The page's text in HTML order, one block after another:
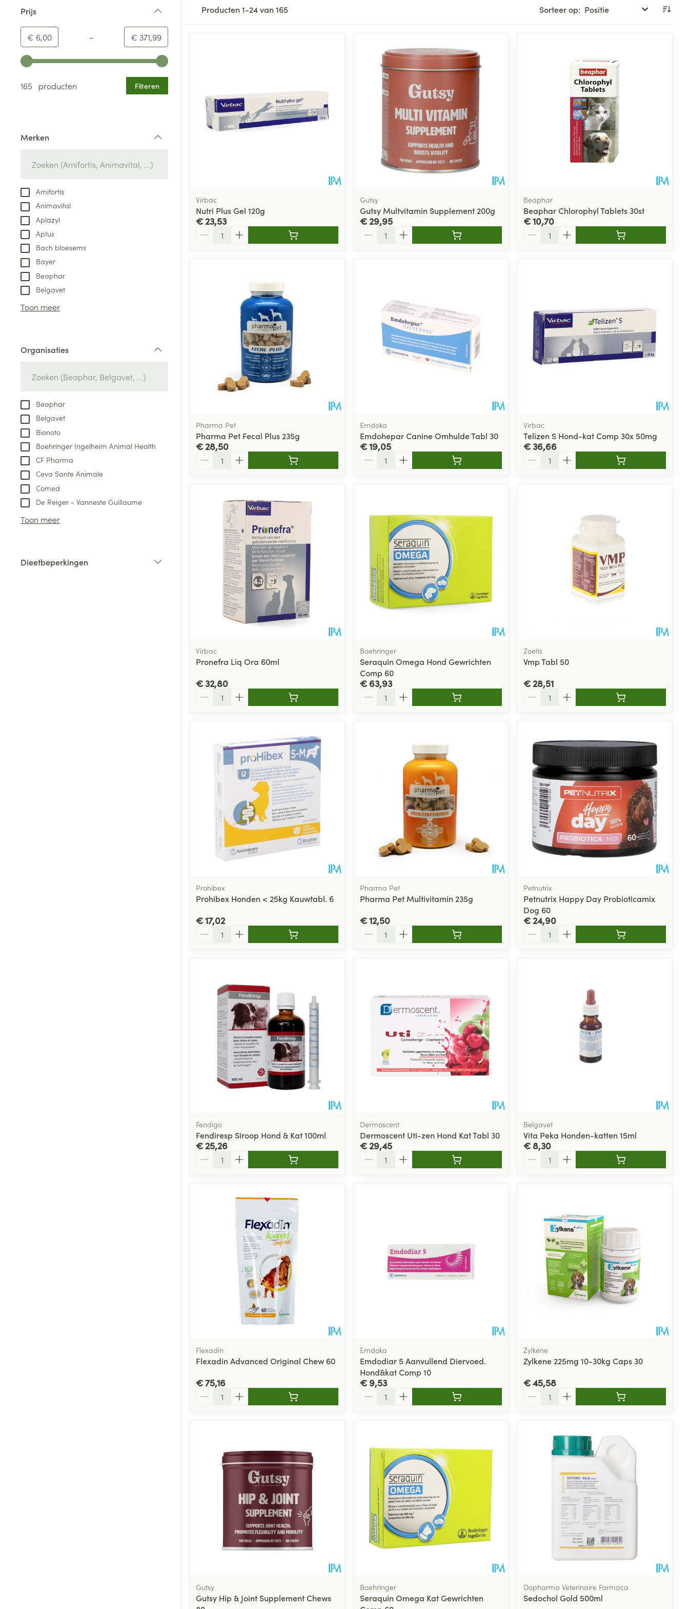
Prijs
Minimumwaarde
€ 6,00 - Maximale waarde
€ 371,99
Gebruik de pijltjestoetsen links en rechts om de minimale en maximale prijswaarden aan te passen.
165 producten
Filteren
Merken
Amifortis
Animavital
Aplazyl
Aptus
Bach bloesems
Bayer
Beaphar
Belgavet
Toon meer
Organisaties
Beaphar
Belgavet
Bionoto
Boehringer Ingelheim Animal Health
CF Pharma
Ceva Sante Animale
Comed
De Reiger - Vanneste Guillaume
Toon meer
Dieetbeperkingen
Producten1-24van165 Sorteer op:
Virbac
Nutri Plus Gel 120g
€ 23,53
Gutsy
Gutsy Multvitamin Supplement 200g
€ 29,95
Beaphar
Beaphar Chlorophyl Tablets 30st
€ 10,70
Pharma Pet
Pharma Pet Fecal Plus 235g
€ 28,50
Emdoka
Emdohepar Canine Omhulde Tabl 30
€ 19,05
Virbac
Telizen S Hond-kat Comp 30x 50mg
€ 36,66
Virbac
Pronefra Liq Ora 60ml
€ 32,80
Boehringer
Seraquin Omega Hond Gewrichten
Comp 60
€ 63,93
Zoetis
Vmp Tabl 50
€ 28,51
Prohibex
Prohibex Honden < 25kg Kauwtabl. 6
€ 17,02
Pharma Pet
Pharma Pet Multivitamin 235g
€ 12,50
Petnutrix
Petnutrix Happy Day Probioticamix
Dog 60
€ 24,90
Fendigo
Fendiresp Siroop Hond & Kat 100ml
€ 25,26
Dermoscent
Dermoscent Uti-zen Hond Kat Tabl 30
€ 29,45
Belgavet
Vita Peka Honden-katten 15ml
€ 8,30
Flexadin
Flexadin Advanced Original Chew 60
€ 75,16
Emdoka
Emdodiar 5 Aanvullend Diervoed.
Hond&kat Comp 10
€ 9,53
Zylkene
Zylkene 225mg 10-30kg Caps 30
€ 45,58
Gutsy
Gutsy Hip & Joint Supplement Chews
Boehringer
Seraquin Omega Kat Gewrichten
Dopharma Veterinaire Farmaca
Sedochol Gold 500ml